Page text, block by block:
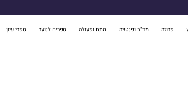
פרוזה מד"ב ופנטזיה מתח ופעולה ספרים לנוער ספרי עיון